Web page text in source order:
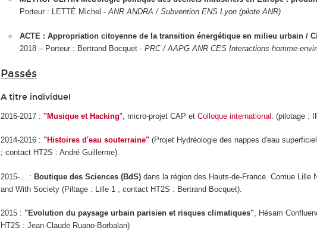
Porteur : LETTÉ Michel -ANR ANDRA / Subvention ENS Lyon (pilote ANR)
ACTE : Appropriation citoyenne de la transition énergétique en milieu urbain /
2018 – Porteur : Bertrand Bocquet -PRC / AAPG ANR CES Interactions homme-
Passés
A titre individuel
2016-2017 : "Musique et Hacking" , micro-projet CAP et Colloque international . (pilotage :
2014-2016 : "Histoires d'eau souterraine"(Projet Hydréologie des nappes d'eau
; contact HT2S : André Guillerme).
2015-... : Boutique des Sciences (BdS)dans la région des Hauts-de-France. Comue Lille
and With Society (Piltage : Lille 1 ; contact HT2S : Bertrand Bocquet).
2015 : "Evolution du paysage urbain parisien et risques climatiques", Hésam
HT2S : Jean-Claude Ruano-Borbalan)